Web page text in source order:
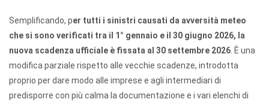
Semplificando, per tutti i sinistri causati da avversità meteo
che si sono verificati tra il 1° gennaio e il 30 giugno 2026, la
nuova scadenza ufficiale è fissata al 30 settembre 2026 . È una
modifica parziale rispetto alle vecchie scadenze, introdotta
proprio per dare modo alle imprese e agli intermediari di
predisporre con più calma la documentazione e i vari elenchi di